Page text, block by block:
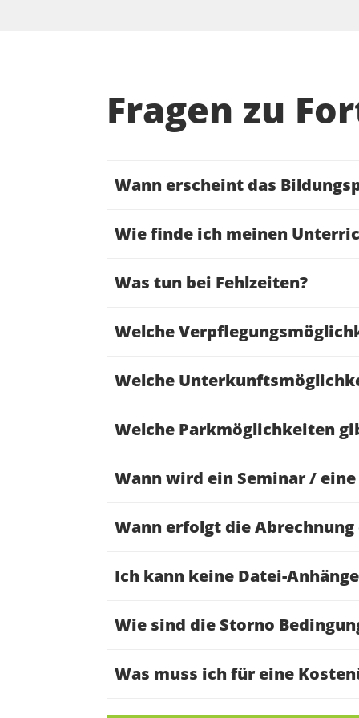
Fragen zu
Wann erscheint das
Wie finde ich meinen
Was tun bei Fehlzeiten?
Welche
Welche
Welche Parkmöglichkeiten
Wann wird ein Seminar /
Wann erfolgt die
Ich kann keine Datei-
Wie sind die Storno
Was muss ich für eine